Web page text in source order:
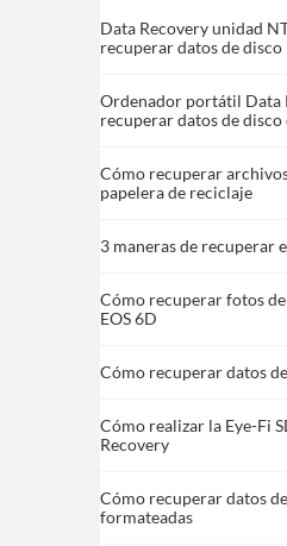
Data Recovery unidad
recuperar datos de disco
Ordenador portátil Data
recuperar datos de
Cómo recuperar
papelera de reciclaje
3 maneras de recuperar
Cómo recuperar fotos
EOS 6D
Cómo recuperar datos
Cómo realizar la Eye-Fi
Recovery
Cómo recuperar datos
formateadas